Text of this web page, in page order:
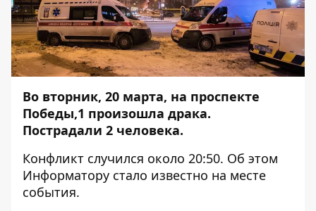
Во вторник, 20 марта, на проспекте
Победы,1 произошла драка.
Пострадали 2 человека.
Конфликт случился около 20:50. Об этом
Информатору стало известно на месте
события.